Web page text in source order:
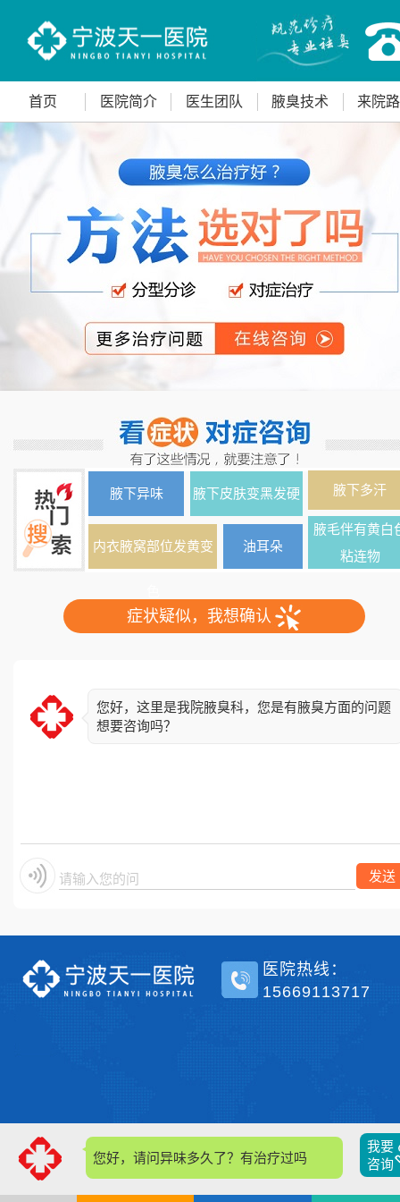
首页 医院简介 医生团队 腋臭技术 来院
腋下异味 腋下皮肤变黑发硬 腋下多汗
内衣腋窝部位发黄变 油耳朵
腋毛伴有黄白
粘连物
症状疑似，我想确认
您好，这里是我院腋臭科，您是有腋臭方面的问题
想要咨询吗？
请输入您的问题 发送
您好，请问异味多久了？有治疗过吗？
我要
咨询
医院热线：
15669113717